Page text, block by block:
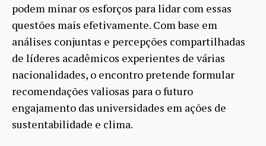
podem minar os esforços para lidar com essas
questões mais efetivamente. Com base em
análises conjuntas e percepções compartilhadas
de líderes acadêmicos experientes de várias
nacionalidades, o encontro pretende formular
recomendações valiosas para o futuro
engajamento das universidades em ações de
sustentabilidade e clima.